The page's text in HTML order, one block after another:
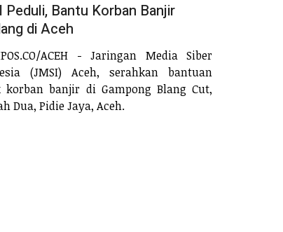
Peduli, Bantu Korban Banjir
di Aceh
ACEH - Jaringan Media Siber
(JMSI) Aceh, serahkan bantuan
korban banjir di Gampong Blang Cut,
Dua, Pidie Jaya, Aceh.